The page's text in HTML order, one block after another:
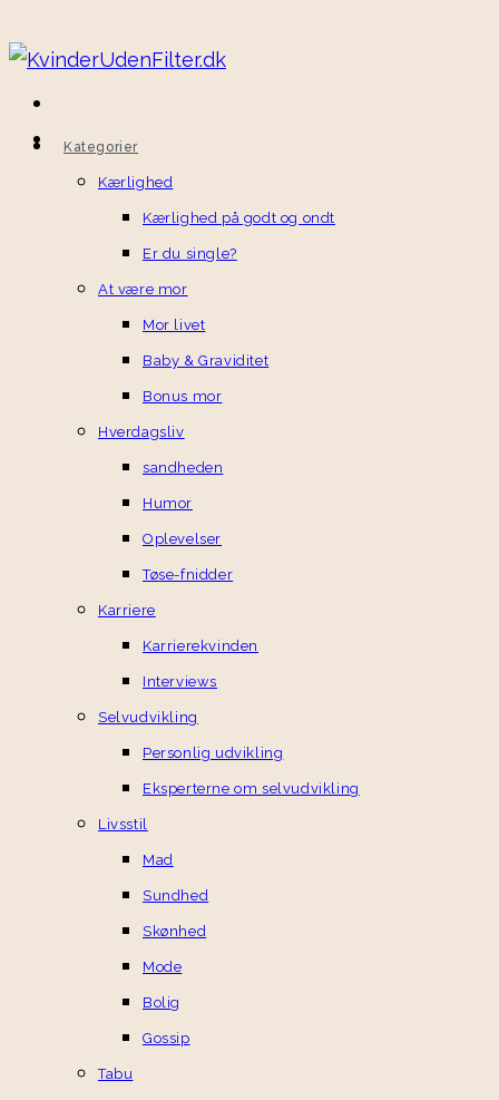
Kategorier
Kærlighed
Kærlighed på godt og ondt
Er du single?
At være mor
Mor livet
Baby & Graviditet
Bonus mor
Hverdagsliv
sandheden
Humor
Oplevelser
Tøse-fnidder
Karriere
Karrierekvinden
Interviews
Selvudvikling
Personlig udvikling
Eksperterne om selvudvikling
Livsstil
Mad
Sundhed
Skønhed
Mode
Bolig
Gossip
Tabu